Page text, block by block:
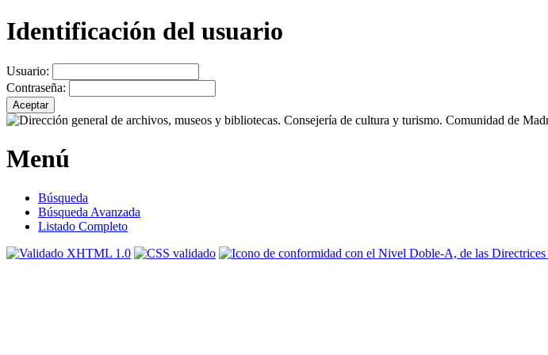
Identificación del usuario
Usuario:
Contraseña:
Menú
Búsqueda
Búsqueda Avanzada
Listado Completo